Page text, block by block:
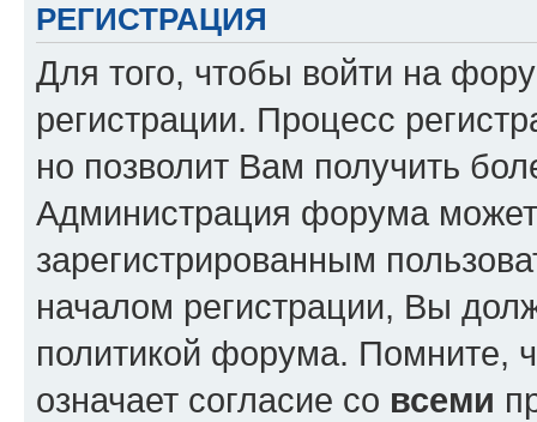
РЕГИСТРАЦИЯ
Для того, чтобы войти на
регистрации. Процесс
но позволит Вам получить
Администрация форума может
зарегистрированным
началом регистрации, Вы
политикой форума. Помните,
означает согласие со всеми